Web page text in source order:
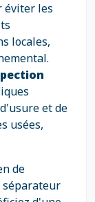
éviter les
locales,
et de
usées,
de
séparateur